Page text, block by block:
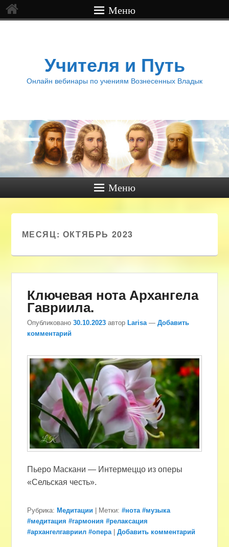
Меню
Учителя и Путь
Онлайн вебинары по учениям Вознесенных Владык
Меню
МЕСЯЦ: ОКТЯБРЬ 2023
Ключевая нота Архангела
Гавриила.
Опубликовано30.10.2023 автор Larisa —Добавить
комментарий
Пьеро Маскани — Интермеццо из оперы
«Сельская честь».
Рубрика: Медитации Метки: #нота #музыка
#медитация #гармония #релаксация
#архангелгавриил #опера
|Добавить комментарий